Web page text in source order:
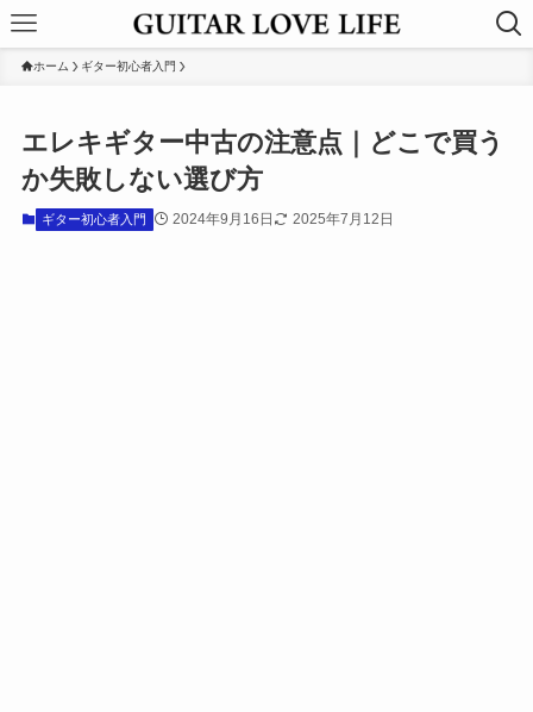
ホーム ギター初心者入門
エレキギター中古の注意点｜どこで買う
か失敗しない選び方
ギター初心者入門 2024年9月16日 2025年7月12日